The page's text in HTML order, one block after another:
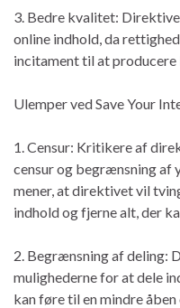
3. Bedre kvalitet:
online indhold, da
incitament til at producere
Ulemper ved Save Your
1. Censur: Kritikere af
censur og begrænsning af
mener, at direktivet vil
indhold og fjerne alt, der
2. Begrænsning af deling:
mulighederne for at dele
kan føre til en mindre